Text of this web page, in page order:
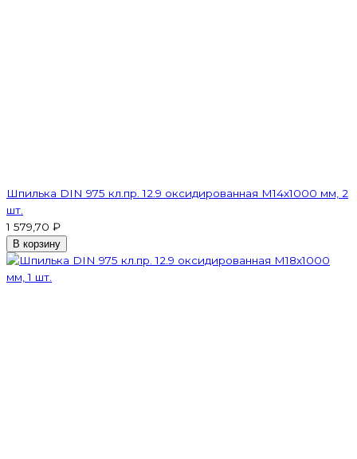
Шпилька DIN 975 кл.пр. 12.9 оксидированная M14х1000 мм, 2
шт.
1 579,70 ₽
В корзину